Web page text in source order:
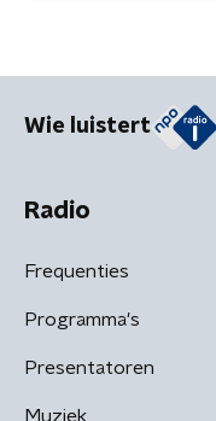
Wie luistert
Radio
Frequenties
Programma's
Presentatoren
Muziek